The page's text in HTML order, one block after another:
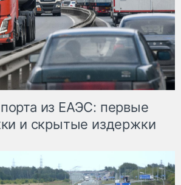
из ЕАЭС: первые
и скрытые издержки